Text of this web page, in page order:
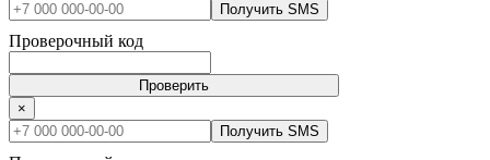
Получить SMS
Проверочный код
Проверить
×
Получить SMS